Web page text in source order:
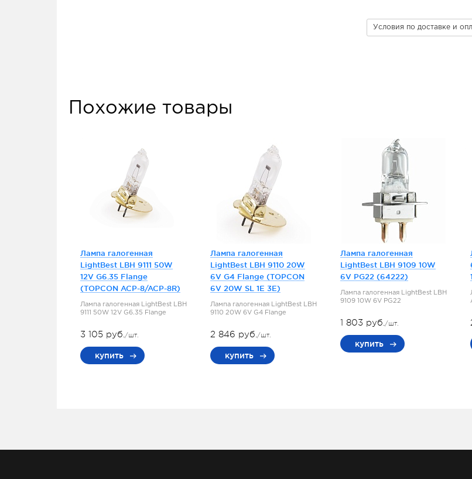
Условия по доставке и
Похожие товары
Лампа галогенная
LightBest LBH 9111 50W
12V G6.35 Flange
(TOPCON ACP-8/ACP-8R)
Лампа галогенная LightBest LBH
9111 50W 12V G6.35 Flange
3 105 руб./шт.
купить
Лампа галогенная
LightBest LBH 9110 20W
6V G4 Flange (TOPCON
6V 20W SL 1E 3E)
Лампа галогенная LightBest LBH
9110 20W 6V G4 Flange
2 846 руб./шт.
купить
Лампа галогенная
LightBest LBH 9109 10W
6V PG22 (64222)
Лампа галогенная LightBest LBH
9109 10W 6V PG22
1 803 руб./шт.
купить